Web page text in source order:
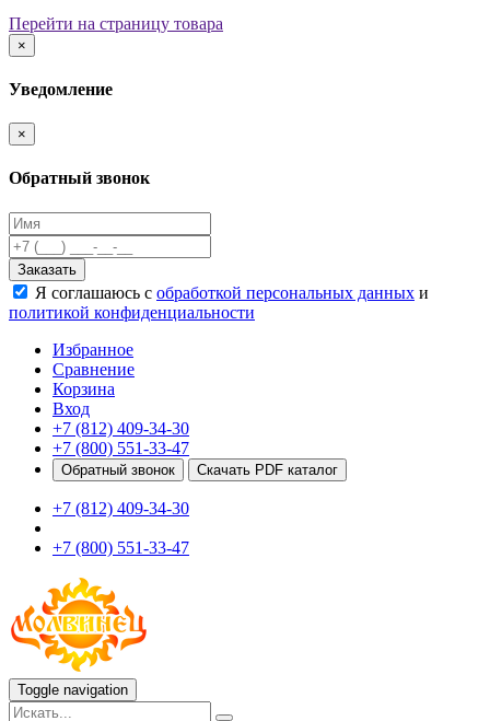
Игровые элементы
Качалки на пружине
Домики-беседки
Развивающие игровые элементы
ПДД для детей
Безопасные покрытия
Спортивные комплексы от 3 до 7 лет
Входные арки
Информационные стойки
Ограждения
Для детей с ограниченными возможностями
Школам
Игровые комплексы от 5 до 12 лет
Спортивные элементы
Тренажеры
Теннисные столы
Спортивные ворота
Спортивные стойки
Оборудование для ГТО
Информационные стойки
Ограждения
Безопасные покрытия
Перейти на страницу товара
×
Уведомление
×
Обратный звонок
Заказать
Я соглашаюсь с обработкой персональных данных и
политикой конфиденциальности
Избранное
Сравнение
Корзина
Вход
+7 (812) 409-34-30
+7 (800) 551-33-47
Обратный звонок Скачать PDF каталог
+7 (812) 409-34-30
+7 (800) 551-33-47
Toggle navigation